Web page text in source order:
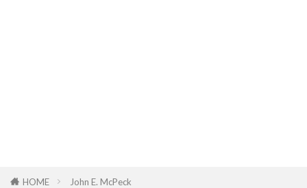
HOME John E. McPeck